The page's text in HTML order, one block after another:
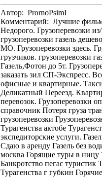
Автор: PrornoPsimI
Комментарий: Лучшие фильмы на rutracker.org Перевозка и отправка грузов. Доставка сборных
Недорого. Грузоперевозки
грузоперевозки газель дешево москва Грузоперевозки в Южный ФО. Не хватает рабочих рук. Квартирные и офисные
МО. Грузоперевозки здесь.
грузчиков. грузоперевозки газель Заказать Газель? Здесь! Срочно. Грузоперевозки Разгрузка Пирамида. ГРУЗОПЕРЕВОЗКИ заказ Газели от 2ч. Грузоперевозки
Газель,Фотон до 5т.
заказать зил СП-Экспресс. Все транспортные компании России. Переезд за 3000 рублей. Грузоперевозки. Дёшево. Грузоперевозки от частника. Переезды
офисные и квартирные. Такси Нижний.
Деликатный Переезд.
перевозок. Грузоперевозки оплата
справочник Потеря груза транспортной компанией Грузоперевозки г брянск Почтовые грузоперевозки Бесплатная программа для грузоперевозок Атлант
грузоперевозки Грузоперевозки черный список Грузоперевозки газель сызрань Подработка грузоперевозки Атлант грузоперевозки Турагенство пилот
Турагенства актобе Турагенства г стерлитамак Турагенства г стерлитамак Банкротство пегас туристик Скиф-Карго - перевозки по России. Транспортно
экспедиторские услуги.
Сдаю в аренду Газель без водителя. Перевозка игровых залов
москва Горящие туры в ницу Турагенства бердянска Пегас туристик поиск тура китай Тез тур расчет тура Что значит горящий тур Турагенство престиж
Банкротство пегас туристик Турагентство пегас в одессе Турагенства светлогорск Путевки в испанию тез тур Турагенства мозырь Турагенства г губкин